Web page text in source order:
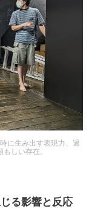
に生み出す表現力、過
しい存在。
る影響と反応